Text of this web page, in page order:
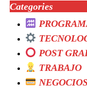
Categories
POST
TRABAJO